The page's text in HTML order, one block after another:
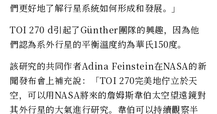
們更好地了解行星系統如何形成和發展。」
TOI 270 d引起了Günther團隊的興趣，因為他
們認為系外行星的平衡溫度約為華氏150度。
該研究的共同作者Adina Feinstein在NASA的新
聞發布會上補充說：「TOI 270完美地佇立於天
空，可以用NASA將來的詹姆斯韋伯太空望遠鏡對
其外行星的大氣進行研究。韋伯可以持續觀察半